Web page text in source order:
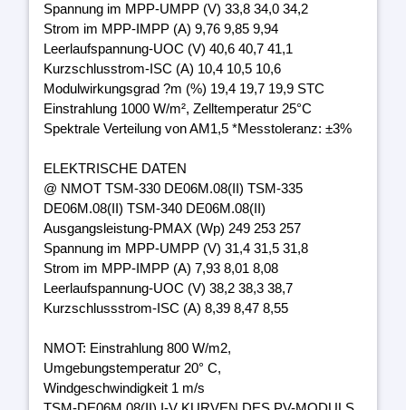
Spannung im MPP-UMPP (V) 33,8 34,0 34,2
Strom im MPP-IMPP (A) 9,76 9,85 9,94
Leerlaufspannung-UOC (V) 40,6 40,7 41,1
Kurzschlusstrom-ISC (A) 10,4 10,5 10,6
Modulwirkungsgrad ?m (%) 19,4 19,7 19,9 STC
Einstrahlung 1000 W/m², Zelltemperatur 25°C
Spektrale Verteilung von AM1,5 *Messtoleranz: ±3%
ELEKTRISCHE DATEN
@ NMOT TSM-330 DE06M.08(II) TSM-335
DE06M.08(II) TSM-340 DE06M.08(II)
Ausgangsleistung-PMAX (Wp) 249 253 257
Spannung im MPP-UMPP (V) 31,4 31,5 31,8
Strom im MPP-IMPP (A) 7,93 8,01 8,08
Leerlaufspannung-UOC (V) 38,2 38,3 38,7
Kurzschlussstrom-ISC (A) 8,39 8,47 8,55
NMOT: Einstrahlung 800 W/m2,
Umgebungstemperatur 20° C,
Windgeschwindigkeit 1 m/s